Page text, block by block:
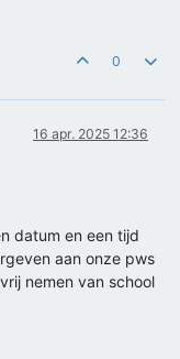
0
16 apr. 2025 12:36
datum en een tijd
aan onze pws
nemen van school